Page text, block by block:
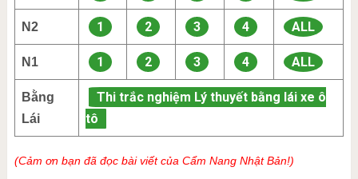
N2 1 2 3 4 ALL
N1 1 2 3 4 ALL
Bằng
Lái
Thi trắc nghiệm Lý thuyết bằng lái xe ô
tô
(Cảm ơn bạn đã đọc bài viết của Cẩm Nang Nhật Bản!)